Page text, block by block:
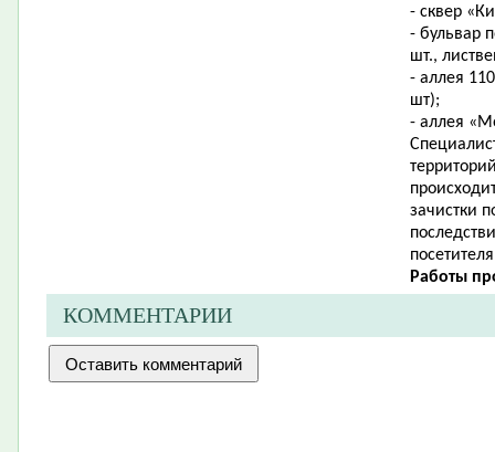
- сквер
- бульвар
шт.,
- аллея
шт);
- аллея
зачистки
Работы
КОММЕНТАРИИ